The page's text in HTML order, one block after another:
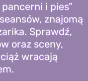
i pies”
znajomą
Sprawdź,
oraz sceny,
wracają